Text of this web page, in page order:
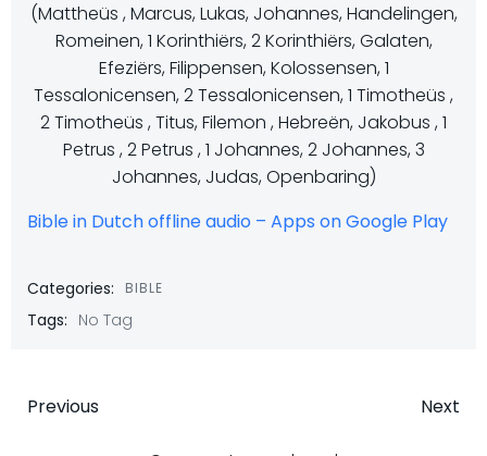
(Mattheüs , Marcus, Lukas, Johannes, Handelingen,
Romeinen, 1 Korinthiërs, 2 Korinthiërs, Galaten,
Efeziërs, Filippensen, Kolossensen, 1
Tessalonicensen, 2 Tessalonicensen, 1 Timotheüs ,
2 Timotheüs , Titus, Filemon , Hebreën, Jakobus , 1
Petrus , 2 Petrus , 1 Johannes, 2 Johannes, 3
Johannes, Judas, Openbaring)
Bible in Dutch offline audio – Apps on Google Play
Categories: BIBLE
Tags: No Tag
Post
Previous Next